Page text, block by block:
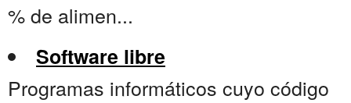
% de alimen...
Software libre
Programas informáticos cuyo código